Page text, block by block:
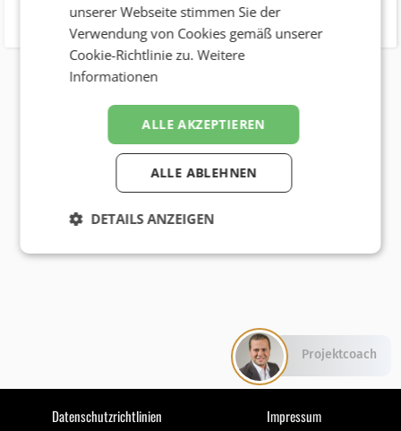
Datenschutzrichtlinien Impressum
unserer Webseite stimmen Sie der
Verwendung von Cookies gemäß unserer
Cookie-Richtlinie zu.Weitere
Informationen
ALLE AKZEPTIEREN
ALLE ABLEHNEN
DETAILS ANZEIGEN
Projektcoach